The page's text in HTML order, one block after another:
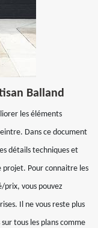
Balland
les éléments
Dans ce document
détails techniques et
projet. Pour connaitre les
prix, vous pouvez
Il ne vous reste plus
tous les plans comme